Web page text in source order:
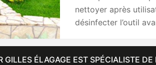
nettoyer après
désinfecter l’outil
GILLES ÉLAGAGE EST SPÉCIALISTE